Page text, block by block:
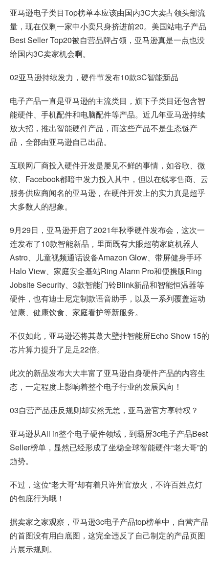
亚马逊电子类目Top榜单本应该由国内3C大卖占领头部流
量，现在仅剩一家中小卖只身挤进前20。美国站电子产品
Best Seller Top20被自营品牌占领，亚马逊真是一点也没
给国内3C卖家机会啊。
02亚马逊持续发力，硬件节发布10款3C智能新品
电子产品一直是亚马逊的主流类目，旗下子类目还包含智
能硬件、手机配件和电脑配件等产品。近几年亚马逊持续
放大招，推出智能硬件产品，而这些产品不是生态链产
品，全部由亚马逊自己出品。
互联网厂商投入硬件开发是屡见不鲜的事情，如谷歌、微
软、Facebook都暗中发力投入其中，但以在线零售商、云
服务供应商闻名的亚马逊，在硬件开发上的实力真是超乎
大多数人的想象。
9月29日，亚马逊开启了2021年秋季硬件发布会，这次一
连发布了10款智能新品，里面既有大眼超萌家庭机器人
Astro、儿童视频通话设备Amazon Glow、带屏健身手环
Halo View、家庭安全基站Ring Alarm Pro和便携版Ring
Jobsite Security、3款智能门铃Blink新品和智能恒温器等
硬件，也有迪士尼定制款语音助手，以及一系列覆盖运动
健康、健康饮食、家庭看护等新服务。
不仅如此，亚马逊还将其蕞大壁挂智能屏Echo Show 15的
芯片算力提升了足足22倍。
此次的新品发布大大丰富了亚马逊自身硬件产品的内容生
态，一定程度上影响着整个电子行业的发展风向！
03自营产品违反规则却安然无恙，亚马逊官方享特权？
亚马逊从All in整个电子硬件领域，到霸屏3c电子产品Best
Seller榜单，显然已经形成了坐稳全球智能硬件“老大哥”的
趋势。
不过，这位“老大哥”却有着只许州官放火，不许百姓点灯
的包庇行为哦！
据卖家之家观察，亚马逊3c电子产品top榜单中，自营产品
的首图没有用白底图，这完全违反了自己制定的产品页图
片展示规则。